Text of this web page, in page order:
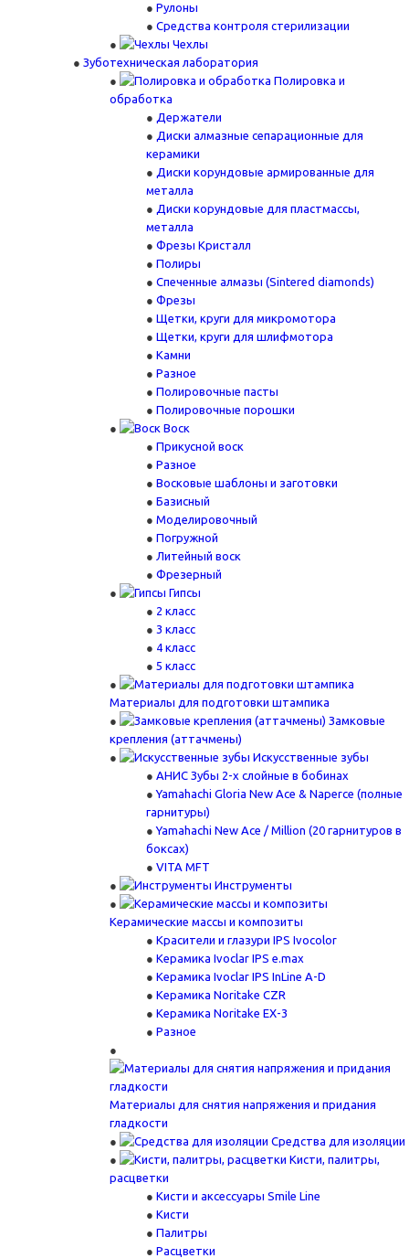
Рулоны
Средства контроля стерилизации
Чехлы
Зуботехническая лаборатория
Полировка и
обработка
Держатели
Диски алмазные сепарационные для
керамики
Диски корундовые армированные для
металла
Диски корундовые для пластмассы,
металла
Фрезы Кристалл
Полиры
Спеченные алмазы (Sintered diamonds)
Фрезы
Щетки, круги для микромотора
Щетки, круги для шлифмотора
Камни
Разное
Полировочные пасты
Полировочные порошки
Воск
Прикусной воск
Разное
Восковые шаблоны и заготовки
Базисный
Моделировочный
Погружной
Литейный воск
Фрезерный
Гипсы
2 класс
3 класс
4 класс
5 класс
Материалы для подготовки штампика
Замковые
крепления (аттачмены)
Искусственные зубы
АНИС Зубы 2-х слойные в бобинах
Yamahachi Gloria New Ace & Naperce (полные
гарнитуры)
Yamahachi New Ace / Million (20 гарнитуров в
боксах)
VITA MFT
Инструменты
Керамические массы и композиты
Красители и глазури IPS Ivocolor
Керамика Ivoclar IPS e.max
Керамика Ivoclar IPS InLine A-D
Керамика Noritake CZR
Керамика Noritake EX-3
Разное
Материалы для снятия напряжения и придания
гладкости
Средства для изоляции
Кисти, палитры,
расцветки
Кисти и аксессуары Smile Line
Кисти
Палитры
Расцветки